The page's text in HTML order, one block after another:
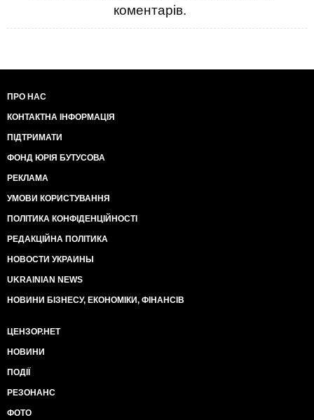
коментарів.
ПРО НАС
КОНТАКТНА ІНФОРМАЦІЯ
ПІДТРИМАТИ
ФОНД ЮРІЯ БУТУСОВА
РЕКЛАМА
УМОВИ КОРИСТУВАННЯ
ПОЛІТИКА КОНФІДЕНЦІЙНОСТІ
РЕДАКЦІЙНА ПОЛІТИКА
НОВОСТИ УКРАИНЫ
UKRAINIAN NEWS
НОВИНИ БІЗНЕСУ, ЕКОНОМІКИ, ФІНАНСІВ
ЦЕНЗОР.НЕТ
НОВИНИ
ПОДІЇ
РЕЗОНАНС
ФОТО